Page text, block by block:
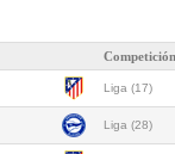
Competición
Liga (17)
Liga (28)